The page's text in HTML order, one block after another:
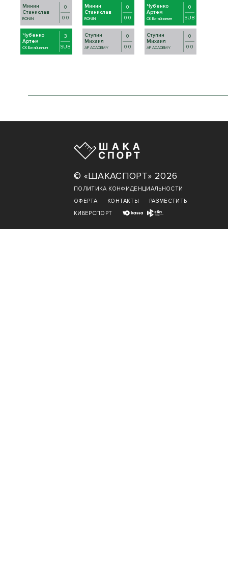
Минин
Станислав
RONIN
0
0 0
Чубенко
Артем
СК Батайчанин
3
SUB
Минин
Станислав
RONIN
0
0 0
Ступин
Михаил
AF ACADEMY
0
0 0
Чубенко
Артем
СК Батайчанин
0
SUB
Ступин
Михаил
AF ACADEMY
0
0 0
© «ШАКАСПОРТ» 2026
ПОЛИТИКА КОНФИДЕНЦИАЛЬНОСТИ
ОФЕРТА
КОНТАКТЫ
РАЗМЕСТИТЬ
КИБЕРСПОРТ